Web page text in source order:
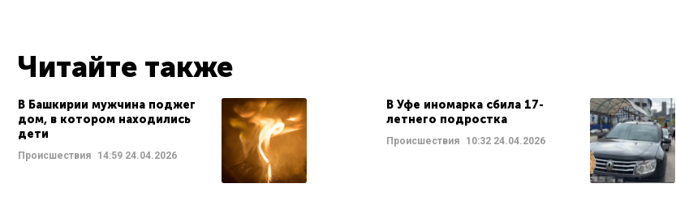
Читайте также
В Башкирии мужчина поджег
дом, в котором находились
дети
Происшествия 14:59 24.04.2026
В Уфе иномарка сбила 17-
летнего подростка
Происшествия 10:3224.04.2026